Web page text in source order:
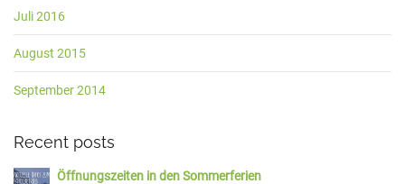
Juli 2016
August 2015
September 2014
Recent posts
Öffnungszeiten in den Sommerferien